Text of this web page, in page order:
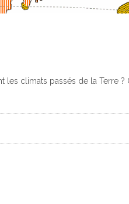
les climats passés de la Terre